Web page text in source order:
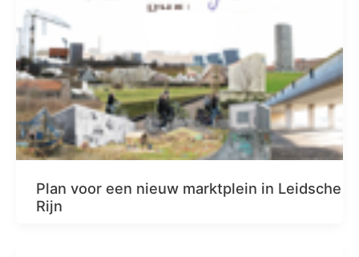
Plan voor een nieuw marktplein in Leidsche
Rijn